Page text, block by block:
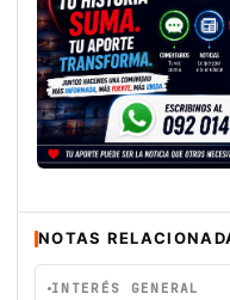
NOTAS
INTERÉS GENERAL